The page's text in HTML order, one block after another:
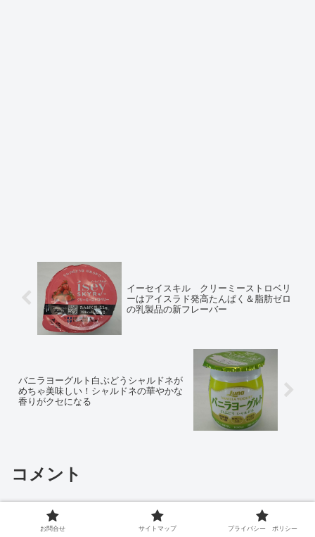
イーセイスキル クリーミーストロベリ
ーはアイスラド発高たんぱく＆脂肪ゼロ
の乳製品の新フレーバー
バニラヨーグルト白ぶどうシャルドネが
めちゃ美味しい！シャルドネの華やかな
香りがクセになる
コメント
コメントを書き込む
お問合せ サイトマップ プライバシー ポリシー